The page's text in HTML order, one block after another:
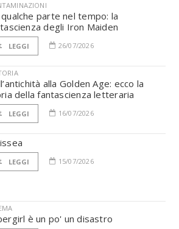
parte nel tempo: la
degli Iron Maiden
LEGGI 26/07/2026
alla Golden Age: ecco la
della fantascienza letteraria
LEGGI 16/07/2026
LEGGI 15/07/2026
è un po' un disastro